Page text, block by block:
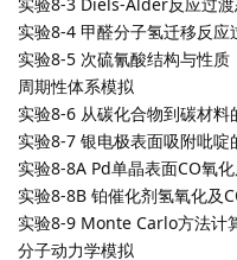
实验8-4 甲醛分子氢迁移反应
实验8-5 次硫氰酸结构与性质
周期性体系模拟
实验8-6 从碳化合物到碳材料
实验8-7 银电极表面吸附吡啶
实验8-8A Pd单晶表面CO氧
实验8-8B 铂催化剂氢氧化及
实验8-9 Monte Carlo方法计
分子动力学模拟